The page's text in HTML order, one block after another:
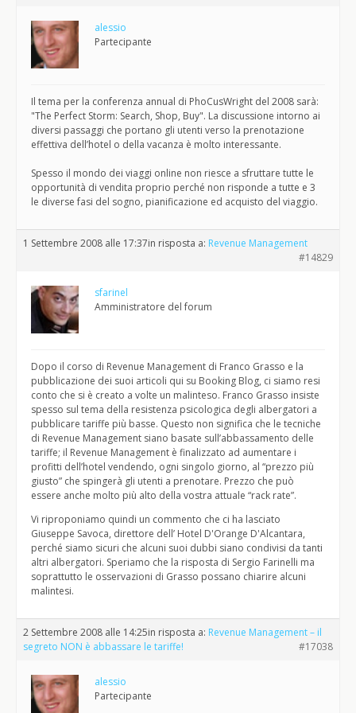
alessio
Partecipante
Il tema per la conferenza annual di PhoCusWright del 2008 sarà:
"The Perfect Storm: Search, Shop, Buy". La discussione intorno ai
diversi passaggi che portano gli utenti verso la prenotazione
effettiva dell’hotel o della vacanza è molto interessante.
Spesso il mondo dei viaggi online non riesce a sfruttare tutte le
opportunità di vendita proprio perché non risponde a tutte e 3
le diverse fasi del sogno, pianificazione ed acquisto del viaggio.
1 Settembre 2008 alle 17:37in risposta a: Revenue Management
#14829
sfarinel
Amministratore del forum
Dopo il corso di Revenue Management di Franco Grasso e la
pubblicazione dei suoi articoli qui su Booking Blog, ci siamo resi
conto che si è creato a volte un malinteso. Franco Grasso insiste
spesso sul tema della resistenza psicologica degli albergatori a
pubblicare tariffe più basse. Questo non significa che le tecniche
di Revenue Management siano basate sull’abbassamento delle
tariffe; il Revenue Management è finalizzato ad aumentare i
profitti dell’hotel vendendo, ogni singolo giorno, al “prezzo più
giusto” che spingerà gli utenti a prenotare. Prezzo che può
essere anche molto più alto della vostra attuale “rack rate”.
Vi riproponiamo quindi un commento che ci ha lasciato
Giuseppe Savoca, direttore dell’ Hotel D'Orange D'Alcantara,
perché siamo sicuri che alcuni suoi dubbi siano condivisi da tanti
altri albergatori. Speriamo che la risposta di Sergio Farinelli ma
soprattutto le osservazioni di Grasso possano chiarire alcuni
malintesi.
2 Settembre 2008 alle 14:25in risposta a: Revenue Management – il
segreto NON è abbassare le tariffe!
#17038
alessio
Partecipante